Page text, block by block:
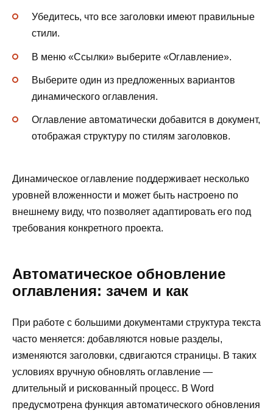
Убедитесь, что все заголовки имеют правильные
стили.
В меню «Ссылки» выберите «Оглавление».
Выберите один из предложенных вариантов
динамического оглавления.
Оглавление автоматически добавится в документ,
отображая структуру по стилям заголовков.
Динамическое оглавление поддерживает несколько
уровней вложенности и может быть настроено по
внешнему виду, что позволяет адаптировать его под
требования конкретного проекта.
Автоматическое обновление
оглавления: зачем и как
При работе с большими документами структура текста
часто меняется: добавляются новые разделы,
изменяются заголовки, сдвигаются страницы. В таких
условиях вручную обновлять оглавление —
длительный и рискованный процесс. В Word
предусмотрена функция автоматического обновления